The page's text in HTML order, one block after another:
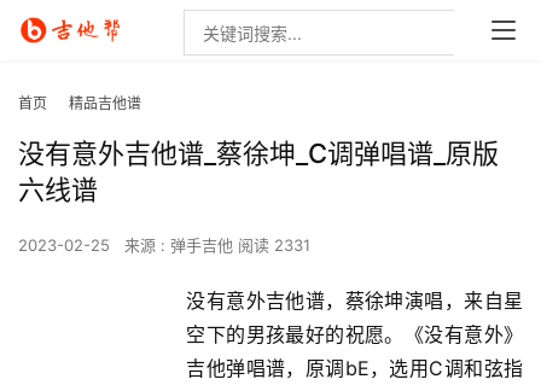
首页 精品吉他谱
没有意外吉他谱_蔡徐坤_C调弹唱谱_原版
六线谱
2023-02-25 来源 : 弹手吉他 阅读 2331
没有意外吉他谱，蔡徐坤演唱，来自星
空下的男孩最好的祝愿。《没有意外》
吉他弹唱谱，原调bE，选用C调和弦指